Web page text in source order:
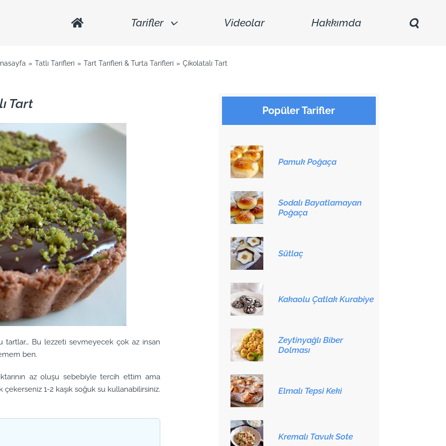
Tarifler Videolar Hakkımda
Tatlı Tarifleri Tart Tarifleri & Turta Tarifleri Çikolatalı Tart
Tart
tartlar… Bu lezzeti sevmeyecek çok az insan
ben.
az oluşu sebebiyle tercih ettim ama
1-2 kaşık soğuk su kullanabilirsiniz.
Popüler Tarifler
Pamuk Poğaça
Sodalı Bayatlamayan
Poğaça
Sütlaç
Kakaolu Çatlak Kurabiye
Zeytinyağlı Biber
Dolması
Elmalı Tepsi Keki
Kremalı Tavuk Sote